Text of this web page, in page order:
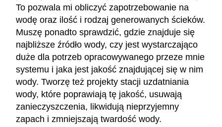
To pozwala mi obliczyć zapotrzebowanie na
wodę oraz ilość i rodzaj generowanych ścieków.
Muszę ponadto sprawdzić, gdzie znajduje się
najbliższe źródło wody, czy jest wystarczająco
duże dla potrzeb opracowywanego przeze mnie
systemu i jaka jest jakość znajdującej się w nim
wody. Tworzę też projekty stacji uzdatniania
wody, które poprawiają tę jakość, usuwają
zanieczyszczenia, likwidują nieprzyjemny
zapach i zmniejszają twardość wody.